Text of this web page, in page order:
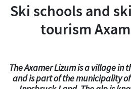
Ski schools and
tourism
The Axamer Lizum is a village in
and is part of the municipality